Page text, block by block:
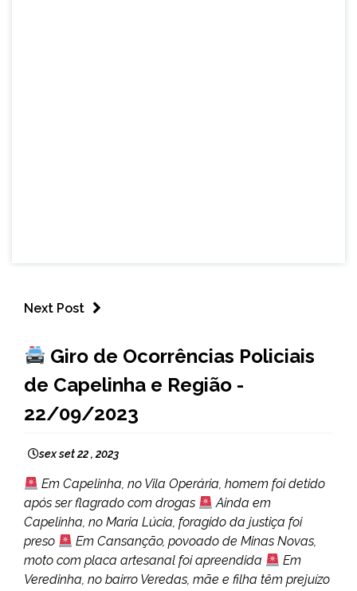
Next Post
MINAS
GERAIS
NOTÍCIAS
Giro de Ocorrências Policiais
de Capelinha e Região -
22/09/2023
sex set 22 , 2023
Em Capelinha, no Vila Operária, homem foi detido
após ser flagrado com drogas
Ainda em
Capelinha, no Maria Lúcia, foragido da justiça foi
preso
Em Cansanção, povoado de Minas Novas,
moto com placa artesanal foi apreendida
Em
Veredinha, no bairro Veredas, mãe e filha têm prejuízo